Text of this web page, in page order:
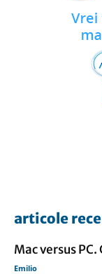
articole
Mac versus
Emilio